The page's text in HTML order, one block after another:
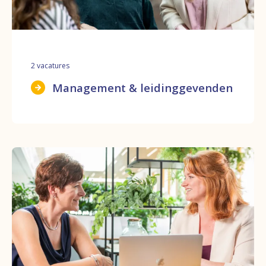
2vacatures
Management & leidinggevenden